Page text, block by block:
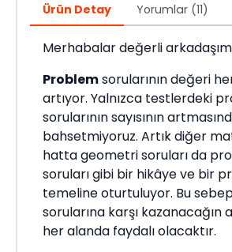
Ürün Detay Yorumlar (11)
Merhabalar değerli
Problemsorularının değeri
artıyor. Yalnızca testlerdeki
sorularının sayısının
bahsetmiyoruz. Artık diğer
hatta geometri soruları da
soruları gibi bir hikâye ve bir
temeline oturtuluyor. Bu
sorularına karşı kazanacağın
her alanda faydalı olacaktır.